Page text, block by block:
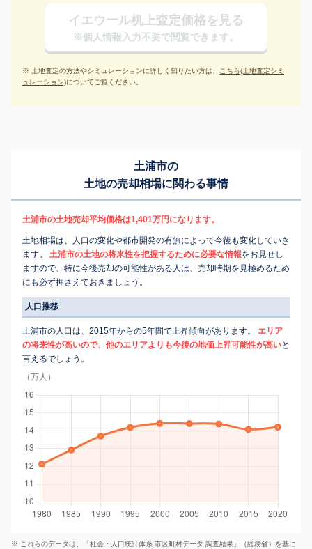
イエウール机上査定価格を見る
※個人情報入力不要で閲覧できます。
※ 土地査定の方法やシミュレーションに詳しく知りたい方は、 こちら(土地査定シミ
ュレーション)についてご覧ください。
土浦市の
土地の売却相場に関わる事情
土浦市の土地売却平均価格は1,401万円になります。
土地相場は、人口の変化や都市開発の有無によって今後も変化していき
ます。
土浦市の土地の将来性を把握するために必要な情報をお見せし
ますので、特に今後売却の可能性がある人は、売却時期を見極めるため
にも必ず押さえておきましょう。
人口推移
土浦市の人口は、2015年からの5年間で上昇傾向があります。
エリア
の将来性が高いので、他のエリアよりも今後の地価上昇可能性が高いと
言えるでしょう。
（万人）
※ これらのデータは、「社会・人口統計体系 市区町村データ 調査結果」（総務省）を基に